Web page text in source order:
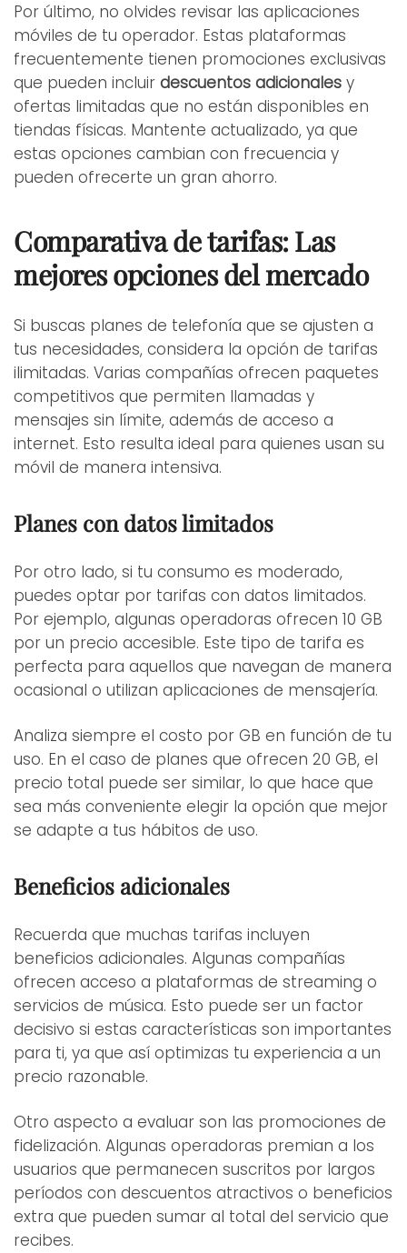
Por último, no olvides revisar las aplicaciones
móviles de tu operador. Estas plataformas
frecuentemente tienen promociones exclusivas
que pueden incluir descuentos adicionales y
ofertas limitadas que no están disponibles en
tiendas físicas. Mantente actualizado, ya que
estas opciones cambian con frecuencia y
pueden ofrecerte un gran ahorro.
Comparativa de tarifas: Las
mejores opciones del mercado
Si buscas planes de telefonía que se ajusten a
tus necesidades, considera la opción de tarifas
ilimitadas. Varias compañías ofrecen paquetes
competitivos que permiten llamadas y
mensajes sin límite, además de acceso a
internet. Esto resulta ideal para quienes usan su
móvil de manera intensiva.
Planes con datos limitados
Por otro lado, si tu consumo es moderado,
puedes optar por tarifas con datos limitados.
Por ejemplo, algunas operadoras ofrecen 10 GB
por un precio accesible. Este tipo de tarifa es
perfecta para aquellos que navegan de manera
ocasional o utilizan aplicaciones de mensajería.
Analiza siempre el costo por GB en función de tu
uso. En el caso de planes que ofrecen 20 GB, el
precio total puede ser similar, lo que hace que
sea más conveniente elegir la opción que mejor
se adapte a tus hábitos de uso.
Beneficios adicionales
Recuerda que muchas tarifas incluyen
beneficios adicionales. Algunas compañías
ofrecen acceso a plataformas de streaming o
servicios de música. Esto puede ser un factor
decisivo si estas características son importantes
para ti, ya que así optimizas tu experiencia a un
precio razonable.
Otro aspecto a evaluar son las promociones de
fidelización. Algunas operadoras premian a los
usuarios que permanecen suscritos por largos
períodos con descuentos atractivos o beneficios
extra que pueden sumar al total del servicio que
recibes.